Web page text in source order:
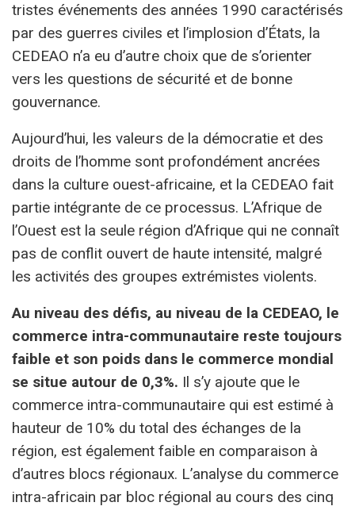
tristes événements des années 1990 caractérisés
par des guerres civiles et l’implosion d’États, la
CEDEAO n’a eu d’autre choix que de s’orienter
vers les questions de sécurité et de bonne
gouvernance.
Aujourd’hui, les valeurs de la démocratie et des
droits de l’homme sont profondément ancrées
dans la culture ouest-africaine, et la CEDEAO fait
partie intégrante de ce processus. L’Afrique de
l’Ouest est la seule région d’Afrique qui ne connaît
pas de conflit ouvert de haute intensité, malgré
les activités des groupes extrémistes violents.
Au niveau des défis, au niveau de la CEDEAO, le
commerce intra-communautaire reste toujours
faible et son poids dans le commerce mondial
se situe autour de 0,3%. Il s’y ajoute que le
commerce intra-communautaire qui est estimé à
hauteur de 10% du total des échanges de la
région, est également faible en comparaison à
d’autres blocs régionaux. L’analyse du commerce
intra-africain par bloc régional au cours des cinq